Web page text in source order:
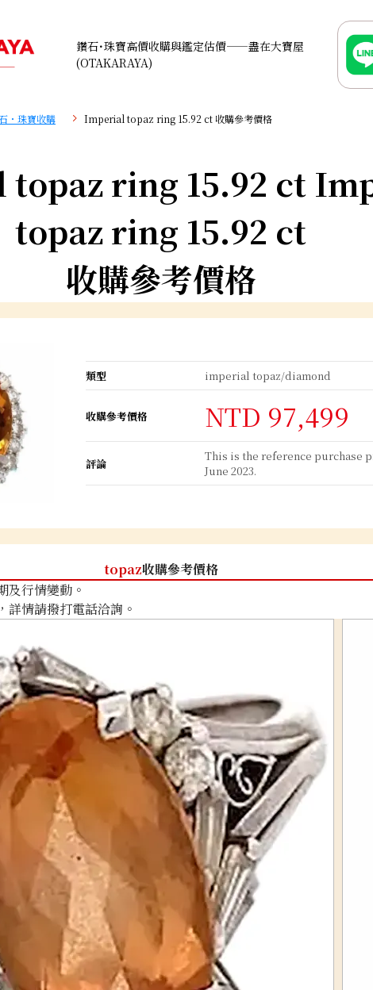
鑽石･珠寶高價收購與鑑定估價——盡在大寶屋
(OTAKARAYA)
・珠寶收購 Imperial topaz ring 15.92 ct 收購參考價格
ring 15.92 ct
topaz ring 15.92 ct
收購參考價格
類型 imperial topaz/diamond
收購參考價格 NTD 97,499
評論
This is the reference purchase
June 2023.
topaz收購參考價格
及行情變動。
詳情請撥打電話洽詢。